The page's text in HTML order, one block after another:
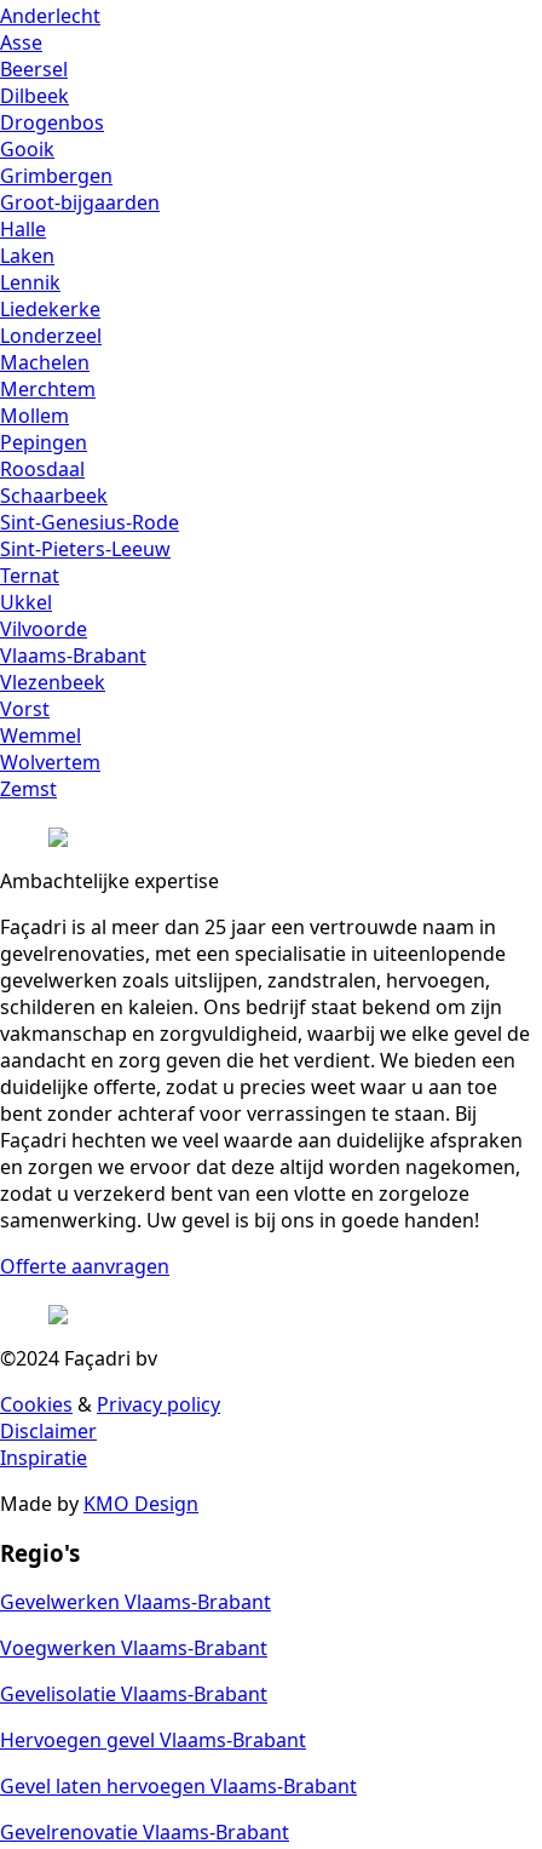
Anderlecht
Asse
Beersel
Dilbeek
Drogenbos
Gooik
Grimbergen
Groot-bijgaarden
Halle
Laken
Lennik
Liedekerke
Londerzeel
Machelen
Merchtem
Mollem
Pepingen
Roosdaal
Schaarbeek
Sint-Genesius-Rode
Sint-Pieters-Leeuw
Ternat
Ukkel
Vilvoorde
Vlaams-Brabant
Vlezenbeek
Vorst
Wemmel
Wolvertem
Zemst
Ambachtelijke expertise
Façadri is al meer dan 25 jaar een vertrouwde naam in
gevelrenovaties, met een specialisatie in uiteenlopende
gevelwerken zoals uitslijpen, zandstralen, hervoegen,
schilderen en kaleien. Ons bedrijf staat bekend om zijn
vakmanschap en zorgvuldigheid, waarbij we elke gevel de
aandacht en zorg geven die het verdient. We bieden een
duidelijke offerte, zodat u precies weet waar u aan toe
bent zonder achteraf voor verrassingen te staan. Bij
Façadri hechten we veel waarde aan duidelijke afspraken
en zorgen we ervoor dat deze altijd worden nagekomen,
zodat u verzekerd bent van een vlotte en zorgeloze
samenwerking. Uw gevel is bij ons in goede handen!
Offerte aanvragen
©2024 Façadri bv
Cookies & Privacy policy
Disclaimer
Inspiratie
Made by KMO Design
Regio's
Gevelwerken Vlaams-Brabant
Voegwerken Vlaams-Brabant
Gevelisolatie Vlaams-Brabant
Hervoegen gevel Vlaams-Brabant
Gevel laten hervoegen Vlaams-Brabant
Gevelrenovatie Vlaams-Brabant